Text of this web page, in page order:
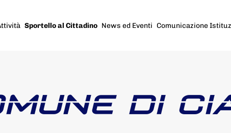
Sportello al Cittadino News ed Eventi Comunicazione
DI